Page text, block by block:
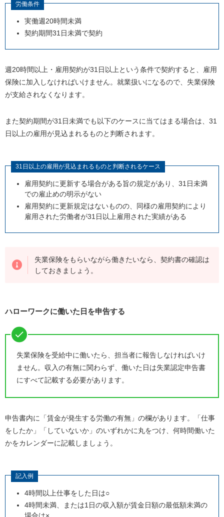
労働条件
実働週 20時間未満
契約期間31 日未満で契約
週 20時間以上・雇用契約が31 日以上という条件で契約すると、雇用
保険に加入しなければいけません。就業扱いになるので、失業保険
が支給されなくなります。
また契約期間が31 日未満でも以下のケースに当てはまる場合は、 31
日以上の雇用が見込まれるものと判断されます。
31 日以上の雇用が見込まれるものと判断されるケース
雇用契約に更新する場合がある旨の規定があり、31 日未満
での雇止めの明示がない
雇用契約に更新規定はないものの、同様の雇用契約により
雇用された労働者が31 日以上雇用された実績がある
失業保険をもらいながら働きたいなら、契約書の確認は
しておきましょう。
ハローワークに働いた日を申告する
失業保険を受給中に働いたら、担当者に報告しなければいけ
ません。収入の有無に関わらず、働いた日は失業認定申告書
にすべて記載する必要があります。
申告書内に「賃金が発生する労働の有無」の欄があります。「仕事
をしたか」「していないか」のいずれかに丸をつけ、何時間働いた
かをカレンダーに記載しましょう。
記入例
4時間以上仕事をした日は○
4時間未満、または1日の収入額が賃金日額の最低額未満の